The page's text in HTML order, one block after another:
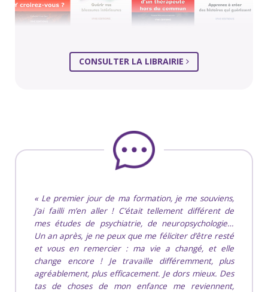
CONSULTER LA LIBRAIRIE
Le premier jour de ma formation, je me souviens,
j’ai failli m’en aller ! C’était tellement différent de
mes études de psychiatrie, de neuropsychologie…
Un an après, je ne peux que me féliciter d’être resté
et vous en remercier : ma vie a changé, et elle
change encore ! Je travaille différemment, plus
agréablement, plus efficacement. Je dors mieux. Des
tas de choses de mon enfance me reviennent,